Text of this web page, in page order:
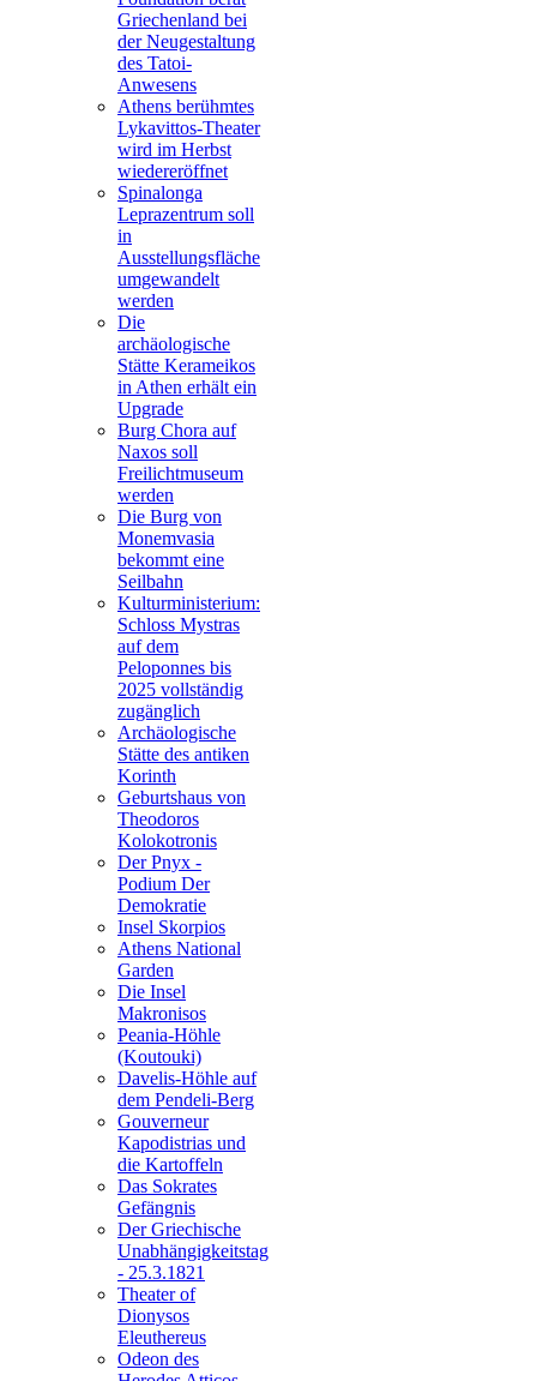
Griechenland bei
der Neugestaltung
des Tatoi-
Anwesens
Athens berühmtes
Lykavittos-Theater
wird im Herbst
wiedereröffnet
Spinalonga
Leprazentrum soll
in
Ausstellungsfläche
umgewandelt
werden
Die
archäologische
Stätte Kerameikos
in Athen erhält ein
Upgrade
Burg Chora auf
Naxos soll
Freilichtmuseum
werden
Die Burg von
Monemvasia
bekommt eine
Seilbahn
Kulturministerium:
Schloss Mystras
auf dem
Peloponnes bis
2025 vollständig
zugänglich
Archäologische
Stätte des antiken
Korinth
Geburtshaus von
Theodoros
Kolokotronis
Der Pnyx -
Podium Der
Demokratie
Insel Skorpios
Athens National
Garden
Die Insel
Makronisos
Peania-Höhle
(Koutouki)
Davelis-Höhle auf
dem Pendeli-Berg
Gouverneur
Kapodistrias und
die Kartoffeln
Das Sokrates
Gefängnis
Der Griechische
Unabhängigkeitstag
- 25.3.1821
Theater of
Dionysos
Eleuthereus
Odeon des